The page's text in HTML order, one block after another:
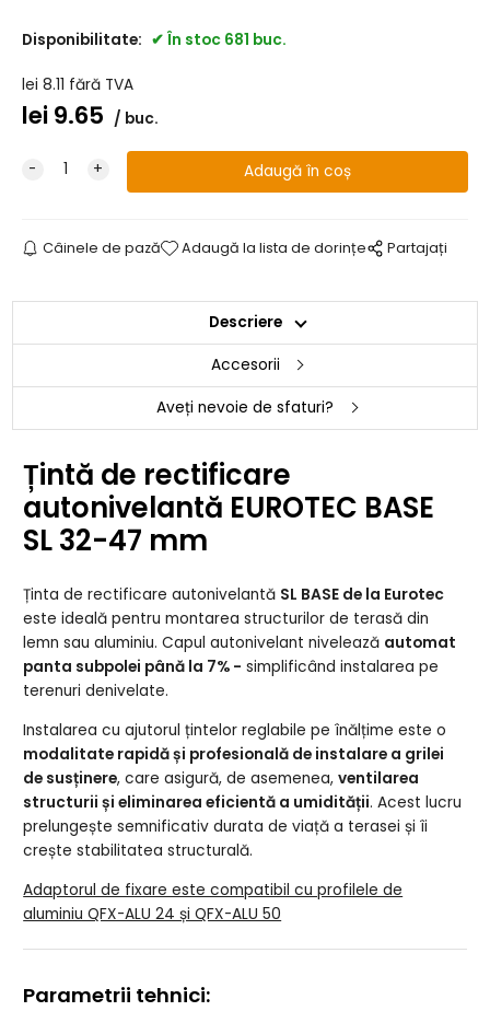
Disponibilitate: În stoc 681 buc.
lei 8.11 fără TVA
lei9.65 buc.
Câinele de pază Adaugă la lista de dorințe Partajați
Descriere
Accesorii
Aveți nevoie de sfaturi?
Țintă de rectificare
autonivelantă EUROTEC BASE
SL 32-47 mm
Ținta de rectificare autonivelantă SL BASE de la Eurotec
este ideală pentru montarea structurilor de terasă din
lemn sau aluminiu. Capul autonivelant nivelează automat
panta subpolei până la 7% - simplificând instalarea pe
terenuri denivelate.
Instalarea cu ajutorul țintelor reglabile pe înălțime este o
modalitate rapidă și profesională de instalare a grilei
de susținere, care asigură, de asemenea,ventilarea
structurii și eliminarea eficientă a umidității. Acest lucru
prelungește semnificativ durata de viață a terasei și îi
crește stabilitatea structurală.
Adaptorul de fixare este compatibil cu profilele de
aluminiu QFX-ALU 24 și QFX-ALU 50
Parametrii tehnici: